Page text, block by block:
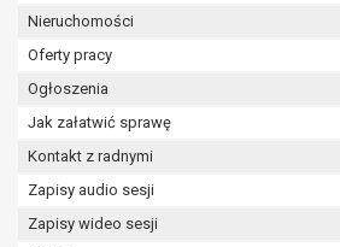
Nieruchomości
Oferty pracy
Ogłoszenia
Jak załatwić sprawę
Kontakt z radnymi
Zapisy audio sesji
Zapisy wideo sesji
podstaw do ustalenia,
obrony roszczeń.
W przypadku gdy przetwarzanie